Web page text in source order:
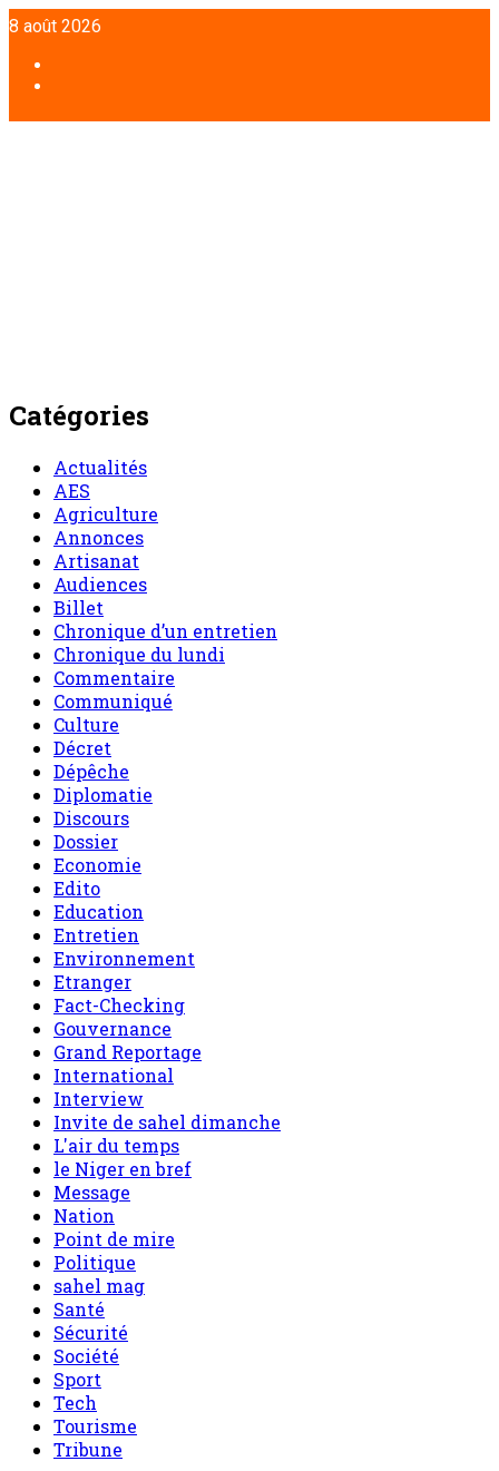
Aller
au
contenu
8 août 2026
Catégories
Actualités
AES
Agriculture
Annonces
Artisanat
Audiences
Billet
Chronique d’un entretien
Chronique du lundi
Commentaire
Communiqué
Culture
Décret
Dépêche
Diplomatie
Discours
Dossier
Economie
Edito
Education
Entretien
Environnement
Etranger
Fact-Checking
Gouvernance
Grand Reportage
International
Interview
Invite de sahel dimanche
L'air du temps
le Niger en bref
Message
Nation
Point de mire
Politique
sahel mag
Santé
Sécurité
Société
Sport
Tech
Tourisme
Tribune